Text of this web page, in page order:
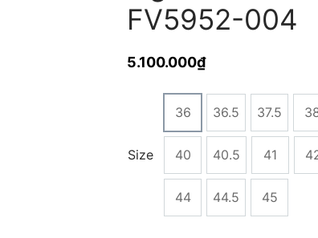
FV5952-004
5.100.000₫
Size
36 36.5 37.5
40 40.5 41
44 44.5 45